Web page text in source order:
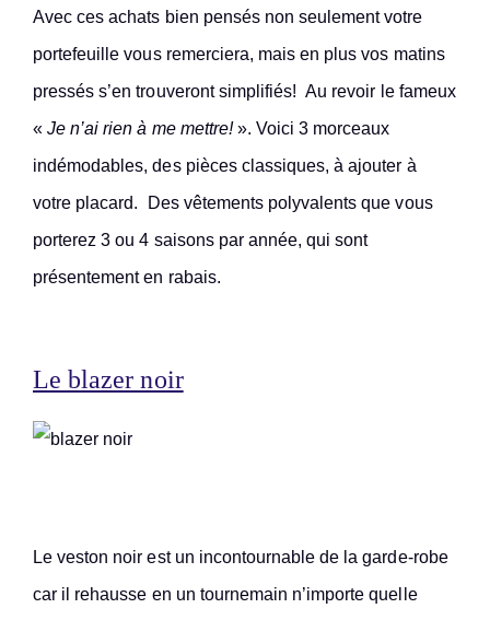
Avec ces achats bien pensés non seulement votre
portefeuille vous remerciera, mais en plus vos matins
pressés s’en trouveront simplifiés! Au revoir le fameux
«Je n’ai rien à me mettre!». Voici 3 morceaux
indémodables, des pièces classiques, à ajouter à
votre placard. Des vêtements polyvalents que vous
porterez 3 ou 4 saisons par année, qui sont
présentement en rabais.
Le blazer noir
Le veston noir est un incontournable de la garde-robe
car il rehausse en un tournemain n’importe quelle